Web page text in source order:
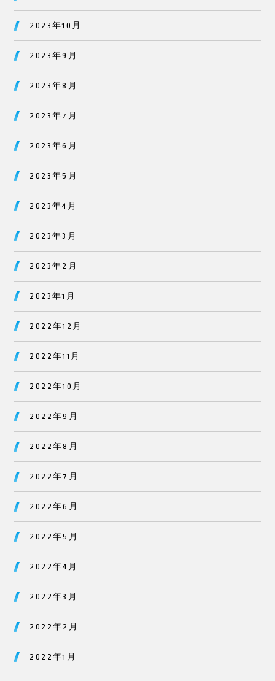
2023年10月
2023年9月
2023年8月
2023年7月
2023年6月
2023年5月
2023年4月
2023年3月
2023年2月
2023年1月
2022年12月
2022年11月
2022年10月
2022年9月
2022年8月
2022年7月
2022年6月
2022年5月
2022年4月
2022年3月
2022年2月
2022年1月